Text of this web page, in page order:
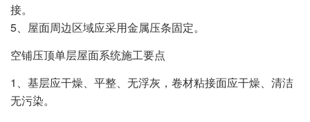
接。
5、屋面周边区域应采用金属压条固定。
空铺压顶单层屋面系统施工要点
1、基层应干燥、平整、无浮灰，卷材粘接面应干燥、清洁
无污染。